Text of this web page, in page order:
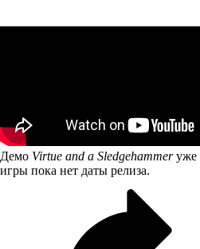
Демо Virtue and a Sledgehammerуже
игры пока нет даты релиза.